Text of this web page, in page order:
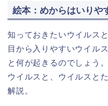
絵本：めからはいりや
知っておきたいウイルス
目から入りやすいウイル
と何が起きるのでしょう。
ウイルスと、ウイルスと
解説。